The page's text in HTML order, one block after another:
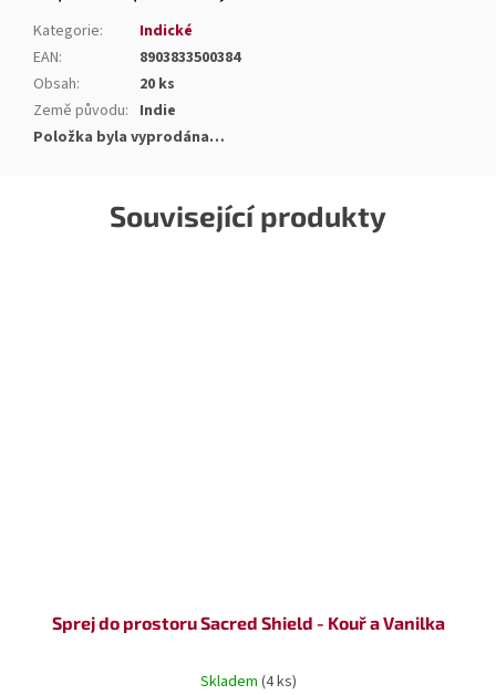
Související produkty
Sprej do prostoru Sacred Shield - Kouř a Vanilka
Skladem (4 ks)
Kategorie:
Indické
EAN:
8903833500384
Obsah:
20 ks
Země původu: Indie
Položka byla vyprodána…